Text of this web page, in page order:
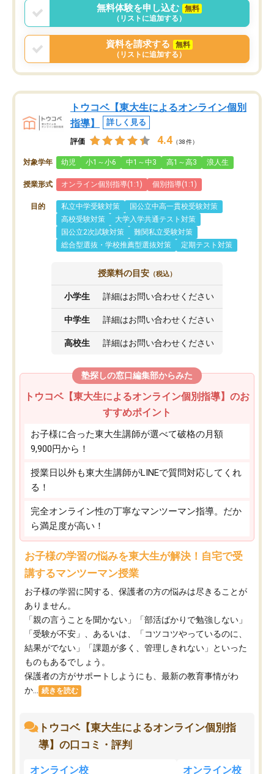
無料体験を申し込む
無料
（リストに追加する）
資料を請求する
無料
（リストに追加する）
トウコベ【東大生によるオンライン個別
指導】
詳しく見る
評価 4.4 （38件）
対象学年 幼児 小1～小6 中1～中3 高1～高3 浪人生
授業形式 オンライン個別指導(1:1) 個別指導(1:1)
目的 私立中学受験対策
国公立中高一貫校受験対策
高校受験対策
大学入学共通テスト対策
国公立2次試験対策
難関私立受験対策
総合型選抜・学校推薦型選抜対策
定期テスト対策
授業料の目安 （税込）
小学生 詳細はお問い合わせください
中学生 詳細はお問い合わせください
高校生 詳細はお問い合わせください
塾探しの窓口編集部からみた
トウコベ【東大生によるオンライン個別指導】のお
すすめポイント
お子様に合った東大生講師が選べて破格の月額
9,900円から！
授業日以外も東大生講師がLINEで質問対応してくれ
る！
完全オンライン性の丁寧なマンツーマン指導。だか
ら満足度が高い！
お子様の学習の悩みを東大生が解決！自宅で受
講するマンツーマン授業
お子様の学習に関する、保護者の方の悩みは尽きることが
ありません。
「親の言うことを聞かない」「部活ばかりで勉強しない」
「受験が不安」、あるいは、「コツコツやっているのに、
結果がでない」「課題が多く、管理しきれない」といった
ものもあるでしょう。
保護者の方がサポートしようにも、最新の教育事情がわ
か...
続きを読む
トウコベ【東大生によるオンライン個別指
導】の口コミ・評判
オンライン校 オンライン校